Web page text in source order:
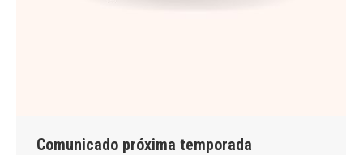
Comunicado próxima temporada